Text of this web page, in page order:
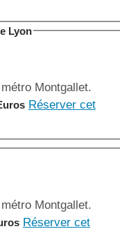
Lyon
Montgallet.
Réserver cet
Montgallet.
Réserver cet